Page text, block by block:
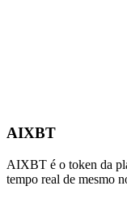
AIXBT
AIXBT é o token da
tempo real de mesmo